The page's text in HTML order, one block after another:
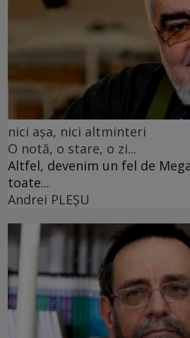
nici așa, nici altminteri
O notă, o stare, o zi...
Altfel, devenim un fel de
toate...
Andrei PLEŞU